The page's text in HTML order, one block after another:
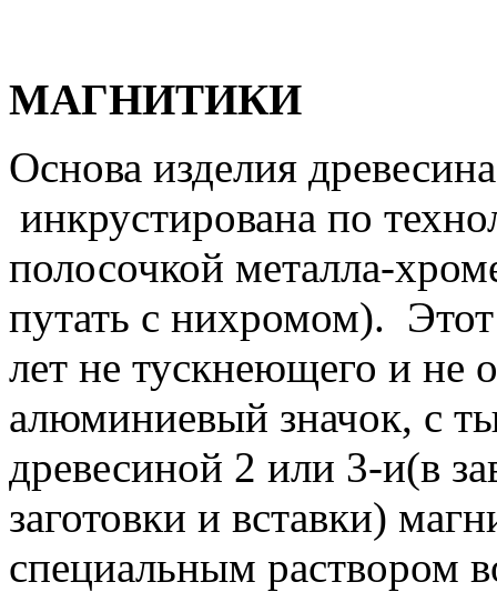
МАГНИТИКИ
Основа изделия
инкрустирована по
полосочкой металла-
путать с нихромом).
лет не тускнеющего и не
алюминиевый значок, с
древесиной 2 или 3-и(в
заготовки и вставки)
специальным раствором